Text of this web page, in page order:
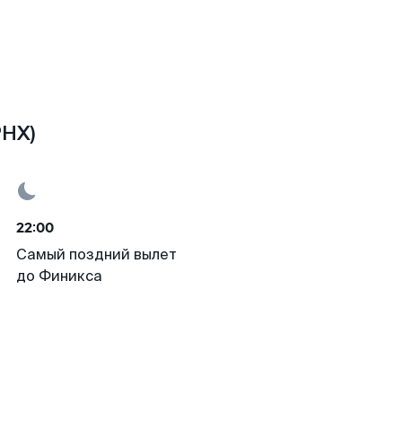
22:00
Самый поздний вылет
до Финикса